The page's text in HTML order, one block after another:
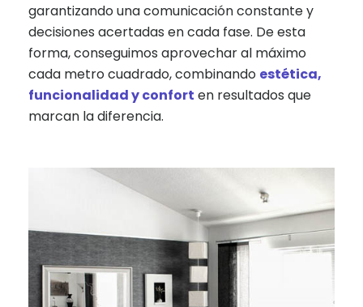
garantizando una comunicación constante y
decisiones acertadas en cada fase. De esta
forma, conseguimos aprovechar al máximo
cada metro cuadrado, combinando estética,
funcionalidad y confort en resultados que
marcan la diferencia.